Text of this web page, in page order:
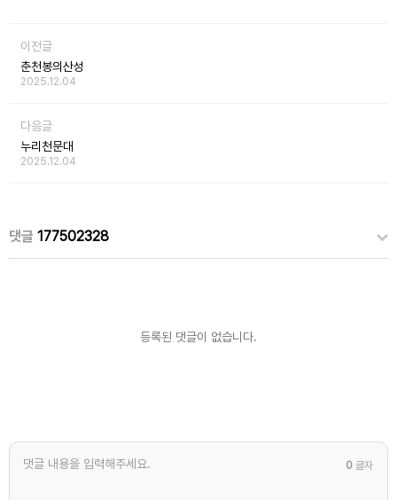
이전글
춘천봉의산성
2025.12.04
다음글
누리천문대
2025.12.04
댓글 177502328
등록된 댓글이 없습니다.
0 글자